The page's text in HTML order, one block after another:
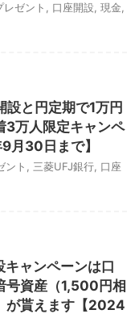
レゼント 口座開設 現金
設と円定期で1万円
3万人限定キャンペ
月30日まで】
ント 三菱UFJ銀行 口座
ャンペーンは口
号資産（1,500円相
が貰えます【2024